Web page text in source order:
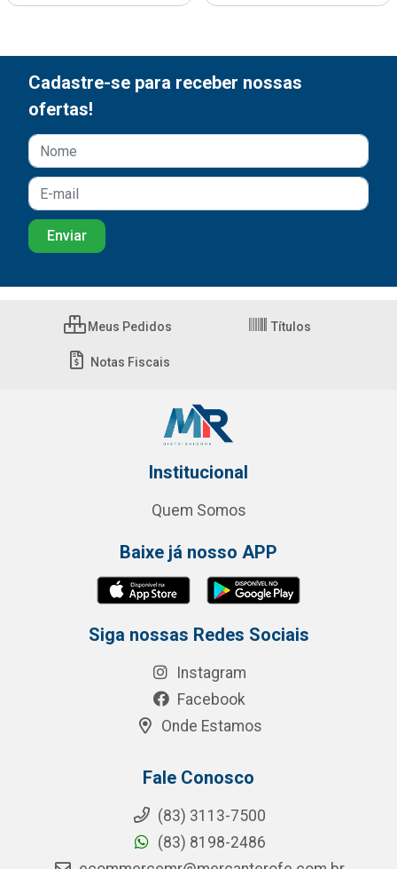
Cadastre-se para receber nossas
ofertas!
Meus Pedidos Títulos
Notas Fiscais
Institucional
Quem Somos
Baixe já nosso APP
Siga nossas Redes Sociais
Instagram
Facebook
Onde Estamos
Fale Conosco
(83) 3113-7500
(83) 8198-2486